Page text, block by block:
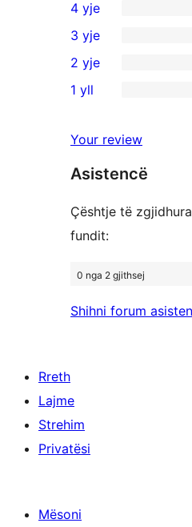
shqyrtime
me
5
yje
shqyrtime
me
4
4 yje
1
shqyrtim
me
yje
3 yje
shqyrtime
2
yje
2 yje
me
1
1 yll
Your review
Asistencë
Çështje të
fundit:
0 nga 2 gjithsej
Shihni forum
Rreth
Lajme
Strehim
Privatësi
Mësoni